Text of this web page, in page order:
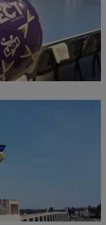
7 août, le